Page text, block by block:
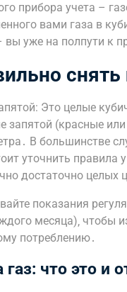
прибора учета –
вами газа в
вы уже на полпути к
снять
Это целые
запятой (красные
В большинстве
уточнить
достаточно целых
показания
месяца)‚ чтобы
потреблению․
что это и